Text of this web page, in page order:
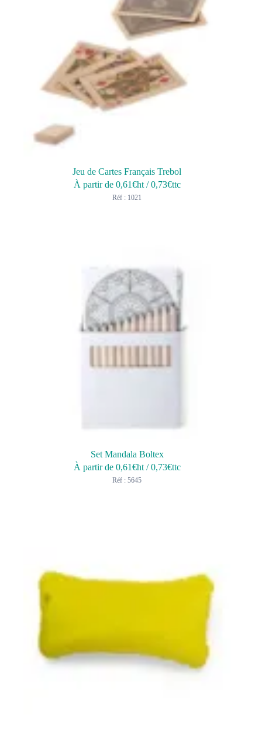
Jeu de Cartes Français Trebol
À partir de 0,61€ht/0,73€ttc
Réf : 1021
Set Mandala Boltex
À partir de 0,61€ht/0,73€ttc
Réf : 5645